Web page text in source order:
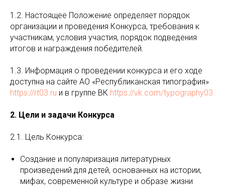
1.2. Настоящее Положение определяет порядок
организации и проведения Конкурса, требования к
участникам, условия участия, порядок подведения
итогов и награждения победителей.
1.3. Информация о проведении конкурса и его ходе
доступна на сайте АО «Республиканская типография»
https://rt03.ru и в группе ВК https://vk.com/typography03
2. Цели и задачи Конкурса
2.1. Цель Конкурса:
Создание и популяризация литературных
произведений для детей, основанных на истории,
мифах, современной культуре и образе жизни